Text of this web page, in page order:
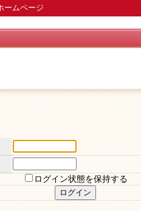
ームページ
ログイン状態を保持する